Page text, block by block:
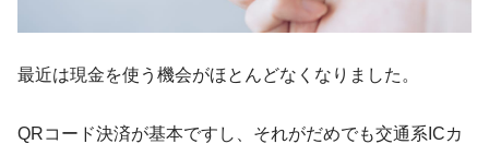
最近は現金を使う機会がほとんどなくなりました。
QRコード決済が基本ですし、それがだめでも交通系ICカ